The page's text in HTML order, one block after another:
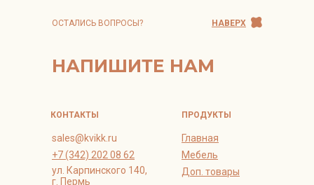
НАПИШИТЕ НАМ
ОСТАЛИСЬ ВОПРОСЫ?
+7 (342) 202 08 62
ул. Карпинского 140,
г. Пермь
Главная
Мебель
Доп. товары
НАВЕРХ
sales@kvikk.ru
ПРОДУКТЫ
КОНТАКТЫ